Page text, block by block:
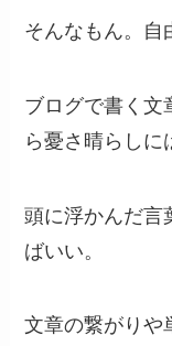
そんなもん。自
ブログで書く文
ら憂さ晴らしに
頭に浮かんだ言
ばいい。
文章の繋がりや